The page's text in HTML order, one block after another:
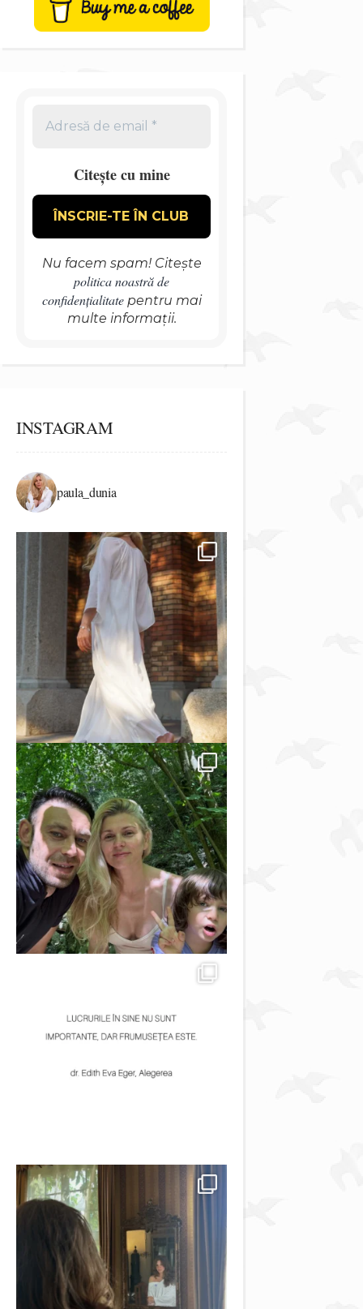
Citește cu mine
Nu facem spam! Citește
politica noastră de
confidențialitatepentru mai
multe informații.
INSTAGRAM
paula_dunia